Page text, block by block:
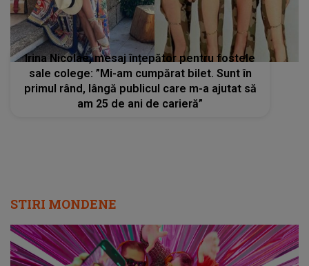
Irina Nicolae, mesaj înțepător pentru fostele
sale colege: ”Mi-am cumpărat bilet. Sunt în
primul rând, lângă publicul care m-a ajutat să
am 25 de ani de carieră”
STIRI MONDENE